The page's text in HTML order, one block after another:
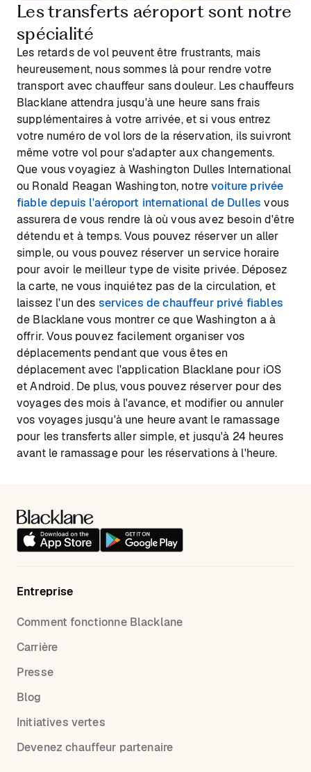
Les transferts aéroport sont notre
spécialité
Les retards de vol peuvent être frustrants, mais
heureusement, nous sommes là pour rendre votre
transport avec chauffeur sans douleur. Les chauffeurs
Blacklane attendra jusqu'à une heure sans frais
supplémentaires à votre arrivée, et si vous entrez
votre numéro de vol lors de la réservation, ils suivront
même votre vol pour s'adapter aux changements.
Que vous voyagiez à Washington Dulles International
ou Ronald Reagan Washington, notrevoiture privée
fiable depuis l'aéroport international de Dulles vous
assurera de vous rendre là où vous avez besoin d'être
détendu et à temps. Vous pouvez réserver un aller
simple, ou vous pouvez réserver un service horaire
pour avoir le meilleur type de visite privée. Déposez
la carte, ne vous inquiétez pas de la circulation, et
laissez l'un des services de chauffeur privé fiables
de Blacklane vous montrer ce que Washington a à
offrir. Vous pouvez facilement organiser vos
déplacements pendant que vous êtes en
déplacement avec l'application Blacklane pour iOS
et Android. De plus, vous pouvez réserver pour des
voyages des mois à l'avance, et modifier ou annuler
vos voyages jusqu'à une heure avant le ramassage
pour les transferts aller simple, et jusqu'à 24 heures
avant le ramassage pour les réservations à l'heure.
Entreprise
Comment fonctionne Blacklane
Carrière
Presse
Blog
Initiatives vertes
Devenez chauffeur partenaire